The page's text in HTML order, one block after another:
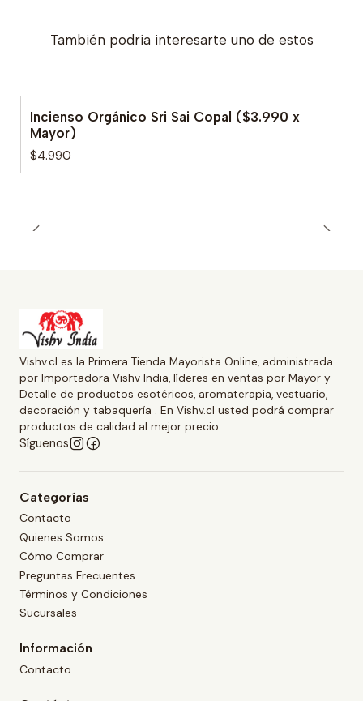
También podría interesarte uno de estos
Incienso Orgánico Sri Sai Copal ($3.990 x
Mayor)
$4.990
Vishv.cl es la Primera Tienda Mayorista Online, administrada
por Importadora Vishv India, líderes en ventas por Mayor y
Detalle de productos esotéricos, aromaterapia, vestuario,
decoración y tabaquería . En Vishv.cl usted podrá comprar
productos de calidad al mejor precio.
Síguenos
Categorías
Contacto
Quienes Somos
Cómo Comprar
Preguntas Frecuentes
Términos y Condiciones
Sucursales
Información
Contacto